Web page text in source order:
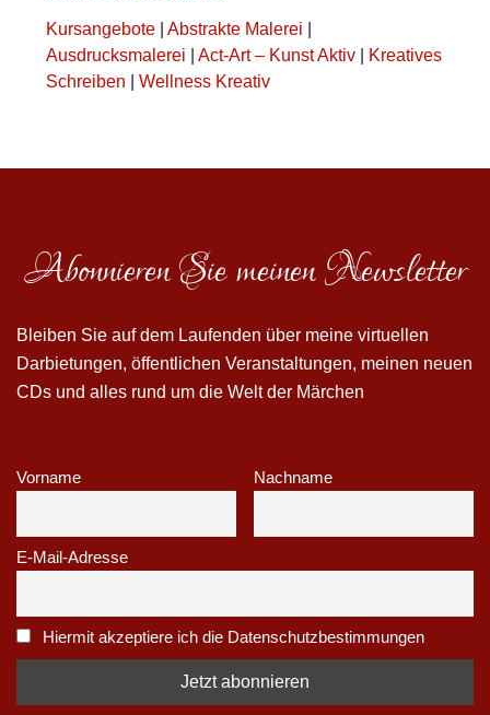
Kursangebote |Abstrakte Malerei |
Ausdrucksmalerei |Act-Art – Kunst Aktiv | Kreatives
Schreiben |Wellness Kreativ
Abonnieren Sie meinen Newsletter
Bleiben Sie auf dem Laufenden über meine virtuellen
Darbietungen, öffentlichen Veranstaltungen, meinen neuen
CDs und alles rund um die Welt der Märchen
Vorname Nachname
E-Mail-Adresse
Hiermit akzeptiere ich die Datenschutzbestimmungen